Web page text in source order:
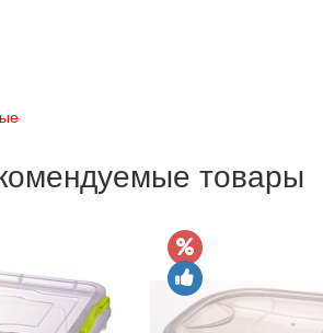
товары